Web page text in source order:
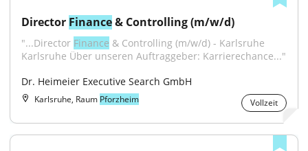
Director Finance & Controlling (m/w/d)
"...Director Finance & Controlling (m/w/d) - Karlsruhe
Karlsruhe Über unseren Auftraggeber: Karrierechance..."
Dr. Heimeier Executive Search GmbH
Karlsruhe, Raum Pforzheim Vollzeit